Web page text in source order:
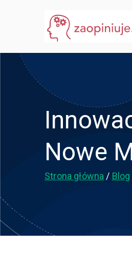
Nowe
Strona główna Blog